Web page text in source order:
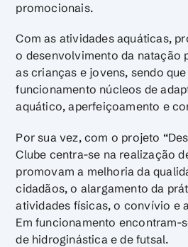
promocionais.
Com as atividades aquáticas,
o desenvolvimento da natação
as crianças e jovens, sendo
funcionamento núcleos de
aquático, aperfeiçoamento e
Por sua vez, com o projeto
Clube centra-se na realização
promovam a melhoria da
cidadãos, o alargamento da
atividades físicas, o convívio e
Em funcionamento encontram-
de hidroginástica e de futsal.